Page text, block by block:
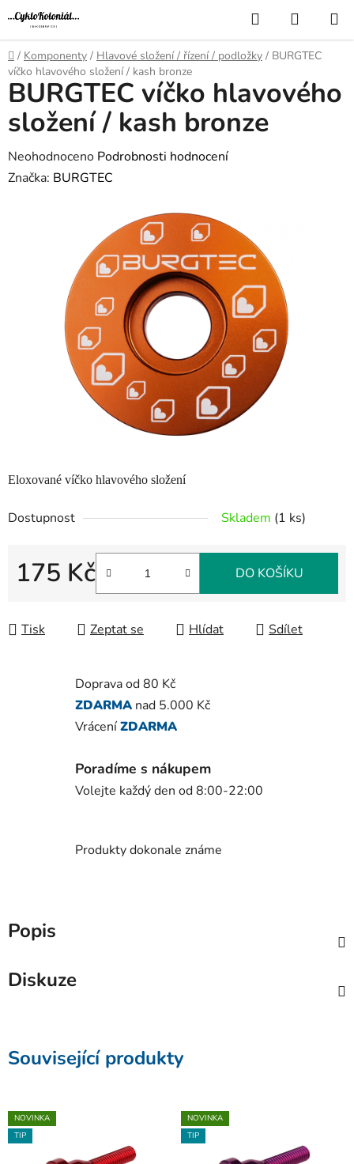
Přejít
na
obsah
Hledat
KOŠÍK
Domů
/ Komponenty / Hlavové složení / řízení / podložky / BURGTEC
víčko hlavového složení / kash bronze
Eloxované víčko hlavového složení
Dostupnost Skladem (1 ks)
175 Kč DO KOŠÍKU
Tisk Zeptat se Hlídat Sdílet
BURGTEC víčko hlavového
složení / kash bronze
Průměrné
hodnocení
Neohodnoceno Podrobnosti hodnocení
Značka: BURGTEC
Doprava od 80 Kč
ZDARMA nad 5.000 Kč
VráceníZDARMA
Poradíme s nákupem
Volejte každý den od 8:00-22:00
Produkty dokonale známe
Popis
Diskuze
Související produkty
NOVINKA
TIP
NOVINKA
TIP